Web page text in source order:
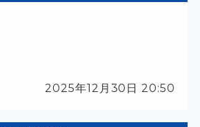
2025年12月30日 20:50